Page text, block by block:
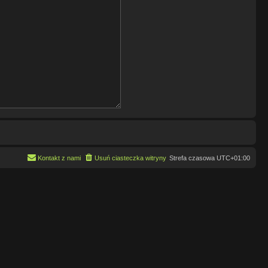
Strefa czasowa UTC+01:00
Usuń ciasteczka witryny
Kontakt z nami